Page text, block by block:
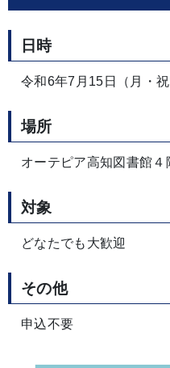
日時
令和6年7月15日（月・
場所
オーテピア高知図書館４
対象
どなたでも大歓迎
その他
申込不要